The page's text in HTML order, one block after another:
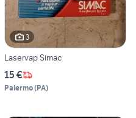
3
Laservap Simac
15 €
Palermo(PA)